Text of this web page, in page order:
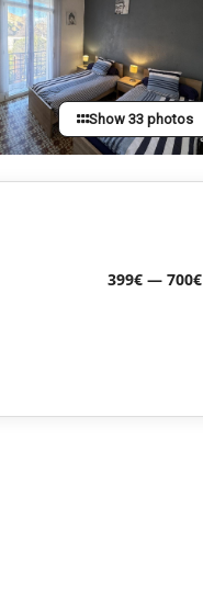
Show 33 photos
399€ — 700€